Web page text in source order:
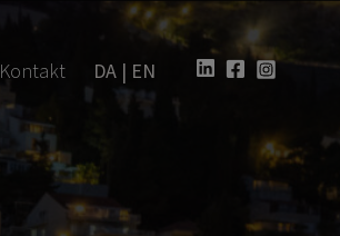
DA| EN
Kontakt